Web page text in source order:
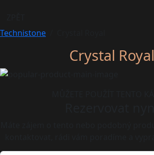
Technistone
Crystal Royal